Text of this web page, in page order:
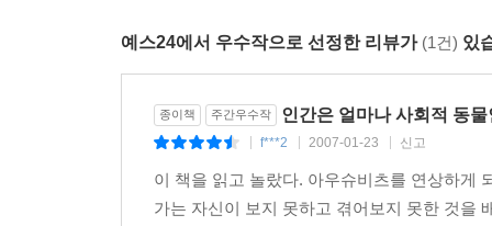
예스24에서 우수작으로 선정한 리뷰가(1건)있
종이책 주간우수작 인간은 얼마나 사회적 동
f***2 2007-01-23 | 신고
이 책을 읽고 놀랐다. 아우슈비츠를 연상하게